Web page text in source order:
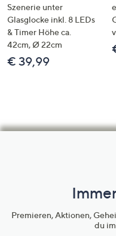
Szenerie unter
Glasglocke inkl. 8 LEDs
& Timer Höhe ca.
42cm, Ø 22cm
€ 39,99
Premieren, Aktionen,
du